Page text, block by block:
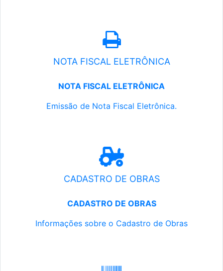
NOTA FISCAL ELETRÔNICA
NOTA FISCAL ELETRÔNICA
Emissão de Nota Fiscal Eletrônica.
CADASTRO DE OBRAS
CADASTRO DE OBRAS
Informações sobre o Cadastro de Obras